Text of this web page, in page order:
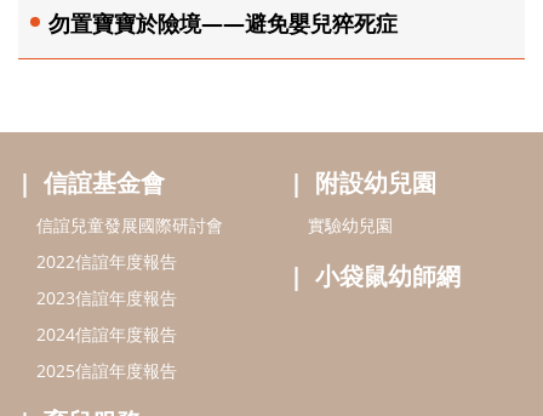
勿置寶寶於險境——避免嬰兒猝死症
信誼基金會
信誼兒童發展國際研討會
2022信誼年度報告
2023信誼年度報告
2024信誼年度報告
2025信誼年度報告
附設幼兒園
實驗幼兒園
小袋鼠幼師網